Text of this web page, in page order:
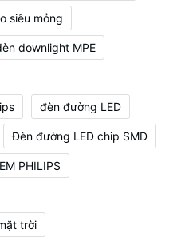
siêu mỏng
downlight MPE
đèn đường LED
Đèn đường LED chip SMD
PHILIPS
trời